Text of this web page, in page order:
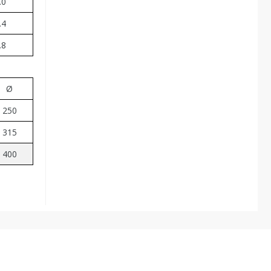
Ø
250
315
400